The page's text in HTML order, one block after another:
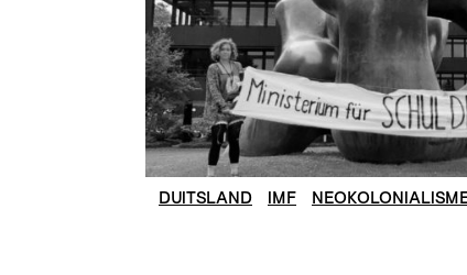
DUITSLAND IMF